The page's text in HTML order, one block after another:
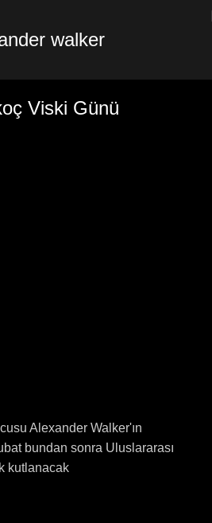
walker
Viski Günü
Alexander Walker'ın
bundan sonra Uluslararası
kutlanacak